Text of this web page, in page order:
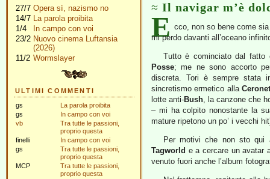
27/7 Opera sì, nazismo no
14/7 La parola proibita
1/4
In campo con voi
23/2 Nuovo cinema Luftansia
(2026)
11/2 Wormslayer
ULTIMI COMMENTI
gs
La parola proibita
gs
In campo con voi
vb
Tra tutte le passioni,
proprio questa
finelli
In campo con voi
gs
Tra tutte le passioni,
proprio questa
MCP
Tra tutte le passioni,
proprio questa
Il navigar m’è
E cco, non so bene come
mi perdo davanti all’oceano
Tutto è cominciato dal
Posse; me ne sono accorto
discreta. Tori è sempre stata
sincretismo ermetico alla
lotte anti-Bush, la canzone che
– mi ha colpito nonostante la
mature ripetono un po’ i vecchi
Per motivi che non sto qui
Tagworld e a cercare un
venuto fuori anche l’album